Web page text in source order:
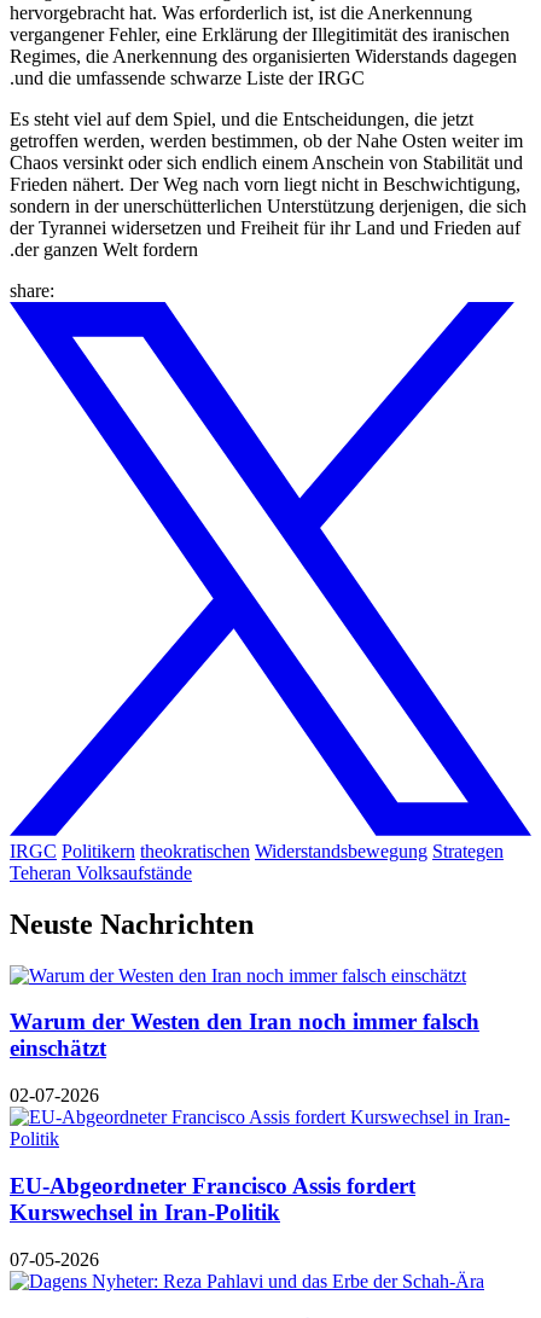
hervorgebracht hat. Was erforderlich ist, ist die Anerkennung
vergangener Fehler, eine Erklärung der Illegitimität des iranischen
Regimes, die Anerkennung des organisierten Widerstands dagegen
und die umfassende schwarze Liste der IRGC.
Es steht viel auf dem Spiel, und die Entscheidungen, die jetzt
getroffen werden, werden bestimmen, ob der Nahe Osten weiter im
Chaos versinkt oder sich endlich einem Anschein von Stabilität und
Frieden nähert. Der Weg nach vorn liegt nicht in Beschwichtigung,
sondern in der unerschütterlichen Unterstützung derjenigen, die sich
der Tyrannei widersetzen und Freiheit für ihr Land und Frieden auf
der ganzen Welt fordern.
share:
IRGC Politikern theokratischen Widerstandsbewegung Strategen
Teheran Volksaufstände
Neuste Nachrichten
Warum der Westen den Iran noch immer falsch
einschätzt
02-07-2026
EU-Abgeordneter Francisco Assis fordert
Kurswechsel in Iran-Politik
07-05-2026